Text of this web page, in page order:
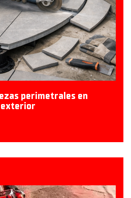
perimetrales en
exterior